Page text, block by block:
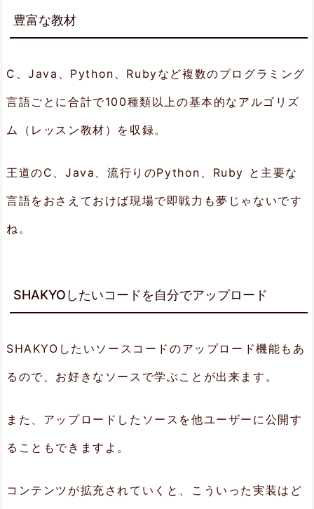
ド
と
め
豊富な教材
C、Java、Python、Rubyなど複数のプログラミング
言語ごとに合計で100種類以上の基本的なアルゴリズ
ム（レッスン教材）を収録。
王道のC、Java、流行りのPython、Ruby と主要な
言語をおさえておけば現場で即戦力も夢じゃないです
ね。
SHAKYOしたいコードを自分でアップロード
SHAKYOしたいソースコードのアップロード機能もあ
るので、お好きなソースで学ぶことが出来ます。
また、アップロードしたソースを他ユーザーに公開す
ることもできますよ。
コンテンツが拡充されていくと、こういった実装はど